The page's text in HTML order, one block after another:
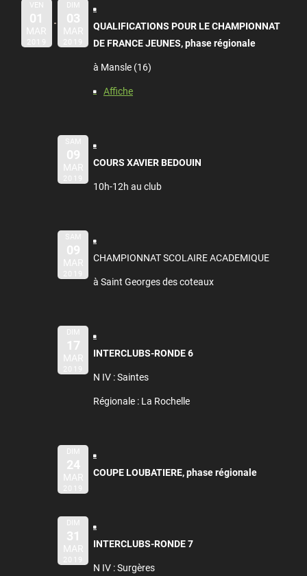
VEN
01
MAR
2019
DIM
03
MAR
2019
QUALIFICATIONS POUR LE CHAMPIONNAT
DE FRANCE JEUNES, phase régionale
à Mansle (16)
Affiche
SAM
09
MAR
2019
COURS XAVIER BEDOUIN
10h-12h au club
SAM
09
MAR
2019
CHAMPIONNAT SCOLAIRE ACADEMIQUE
à Saint Georges des coteaux
DIM
17
MAR
2019
INTERCLUBS-RONDE 6
N IV : Saintes
Régionale : La Rochelle
DIM
24
MAR
2019
COUPE LOUBATIERE, phase régionale
DIM
31
MAR
2019
INTERCLUBS-RONDE 7
N IV : Surgères